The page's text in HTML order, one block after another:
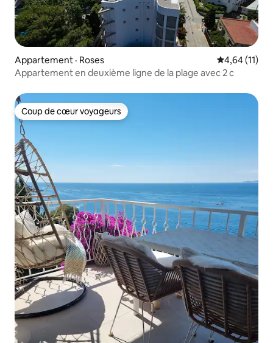
Appartement · Roses Note
4,64 (11)
Appartement en deuxième ligne de la plage avec 2 c
Coup de cœur voyageurs
Coup de cœur voyageurs